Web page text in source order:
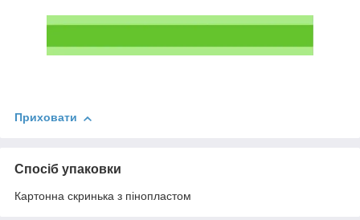
Приховати
Спосіб упаковки
Картонна скринька з пінопластом